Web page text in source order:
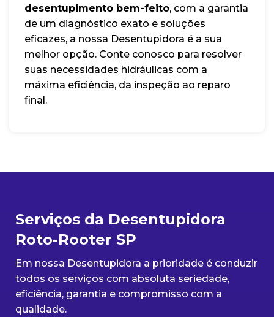
desentupimento bem-feito, com a garantia
de um diagnóstico exato e soluções
eficazes, a nossa Desentupidora é a sua
melhor opção. Conte conosco para resolver
suas necessidades hidráulicas com a
máxima eficiência, da inspeção ao reparo
final.
Serviços da Desentupidora
Roto-Rooter SP
Em nossa Desentupidora a prioridade é conduzir
todos os serviços com absoluta seriedade,
eficiência, garantia e compromisso com a
qualidade.